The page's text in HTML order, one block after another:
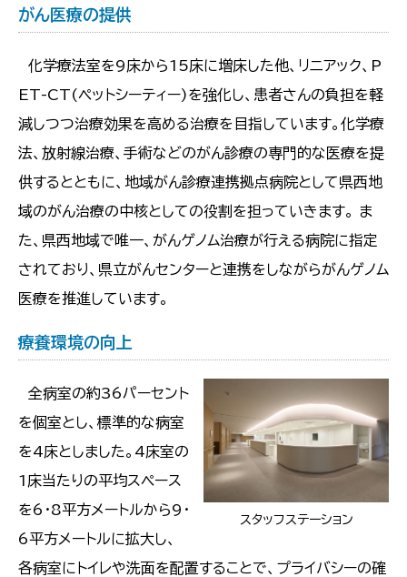
がん医療の提供
化学療法室を9床から15床に増床した他、リニアック、P
ET-CT(ペットシーティー)を強化し、患者さんの負担を軽
減しつつ治療効果を高める治療を目指しています。化学療
法、放射線治療、手術などのがん診療の専門的な医療を提
供するとともに、地域がん診療連携拠点病院として県西地
域のがん治療の中核としての役割を担っていきます。 ま
た、県西地域で唯一、がんゲノム治療が行える病院に指定
されており、県立がんセンターと連携をしながらがんゲノム
医療を推進しています。
療養環境の向上
スタッフステーション
全病室の約36パーセント
を個室とし、標準的な病室
を4床としました。4床室の
1床当たりの平均スペース
を6・8平方メートルから9・
6平方メートルに拡大し、
各病室にトイレや洗面を配置することで、プライバシーの確